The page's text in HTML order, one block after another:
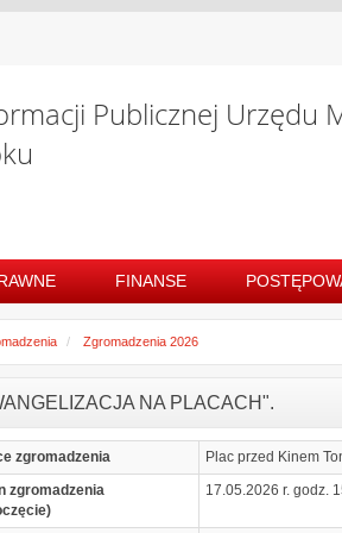
Publicznej Urzędu
FINANSE
Zgromadzenia 2026
NA PLACACH".
zgromadzenia
Plac przed Kinem
zgromadzenia
17.05.2026 r. godz.